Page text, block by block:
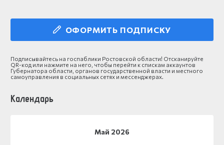
ОФОРМИТЬ ПОДПИСКУ
Подписывайтесь на госпаблики Ростовской области! Отсканируйте
QR-код или нажмите на него, чтобы перейти к спискам аккаунтов
Губернатора области, органов государственной власти и местного
самоуправления в социальных сетях и мессенджерах.
Календарь
Май 2026